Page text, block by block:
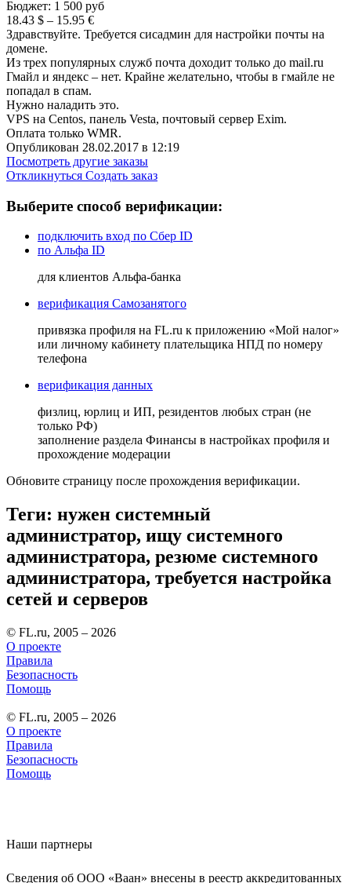
Бюджет: 1 500 руб
18.43 $ – 15.95 €
Здравствуйте. Требуется сисадмин для настройки почты на
домене.
Из трех популярных служб почта доходит только до mail.ru
Гмайл и яндекс – нет. Крайне желательно, чтобы в гмайле не
попадал в спам.
Нужно наладить это.
VPS на Centos, панель Vesta, почтовый сервер Exim.
Оплата только WMR.
Опубликован 28.02.2017 в 12:19
Посмотреть другие заказы
Откликнуться Создать заказ
Выберите способ верификации:
подключить вход по Сбер ID
по Альфа ID
для клиентов Альфа-банка
верификация Самозанятого
привязка профиля на FL.ru к приложению «Мой налог»
или личному кабинету плательщика НПД по номеру
телефона
верификация данных
физлиц, юрлиц и ИП, резидентов любых стран (не
только РФ)
заполнение раздела Финансы в настройках профиля и
прохождение модерации
Обновите страницу после прохождения верификации.
Теги: нужен системный
администратор, ищу системного
администратора, резюме системного
администратора, требуется настройка
сетей и серверов
© FL.ru, 2005 – 2026
О проекте
Правила
Безопасность
Помощь
© FL.ru, 2005 – 2026
О проекте
Правила
Безопасность
Помощь
Наши партнеры
Сведения об ООО «Ваан» внесены в реестр аккредитованных